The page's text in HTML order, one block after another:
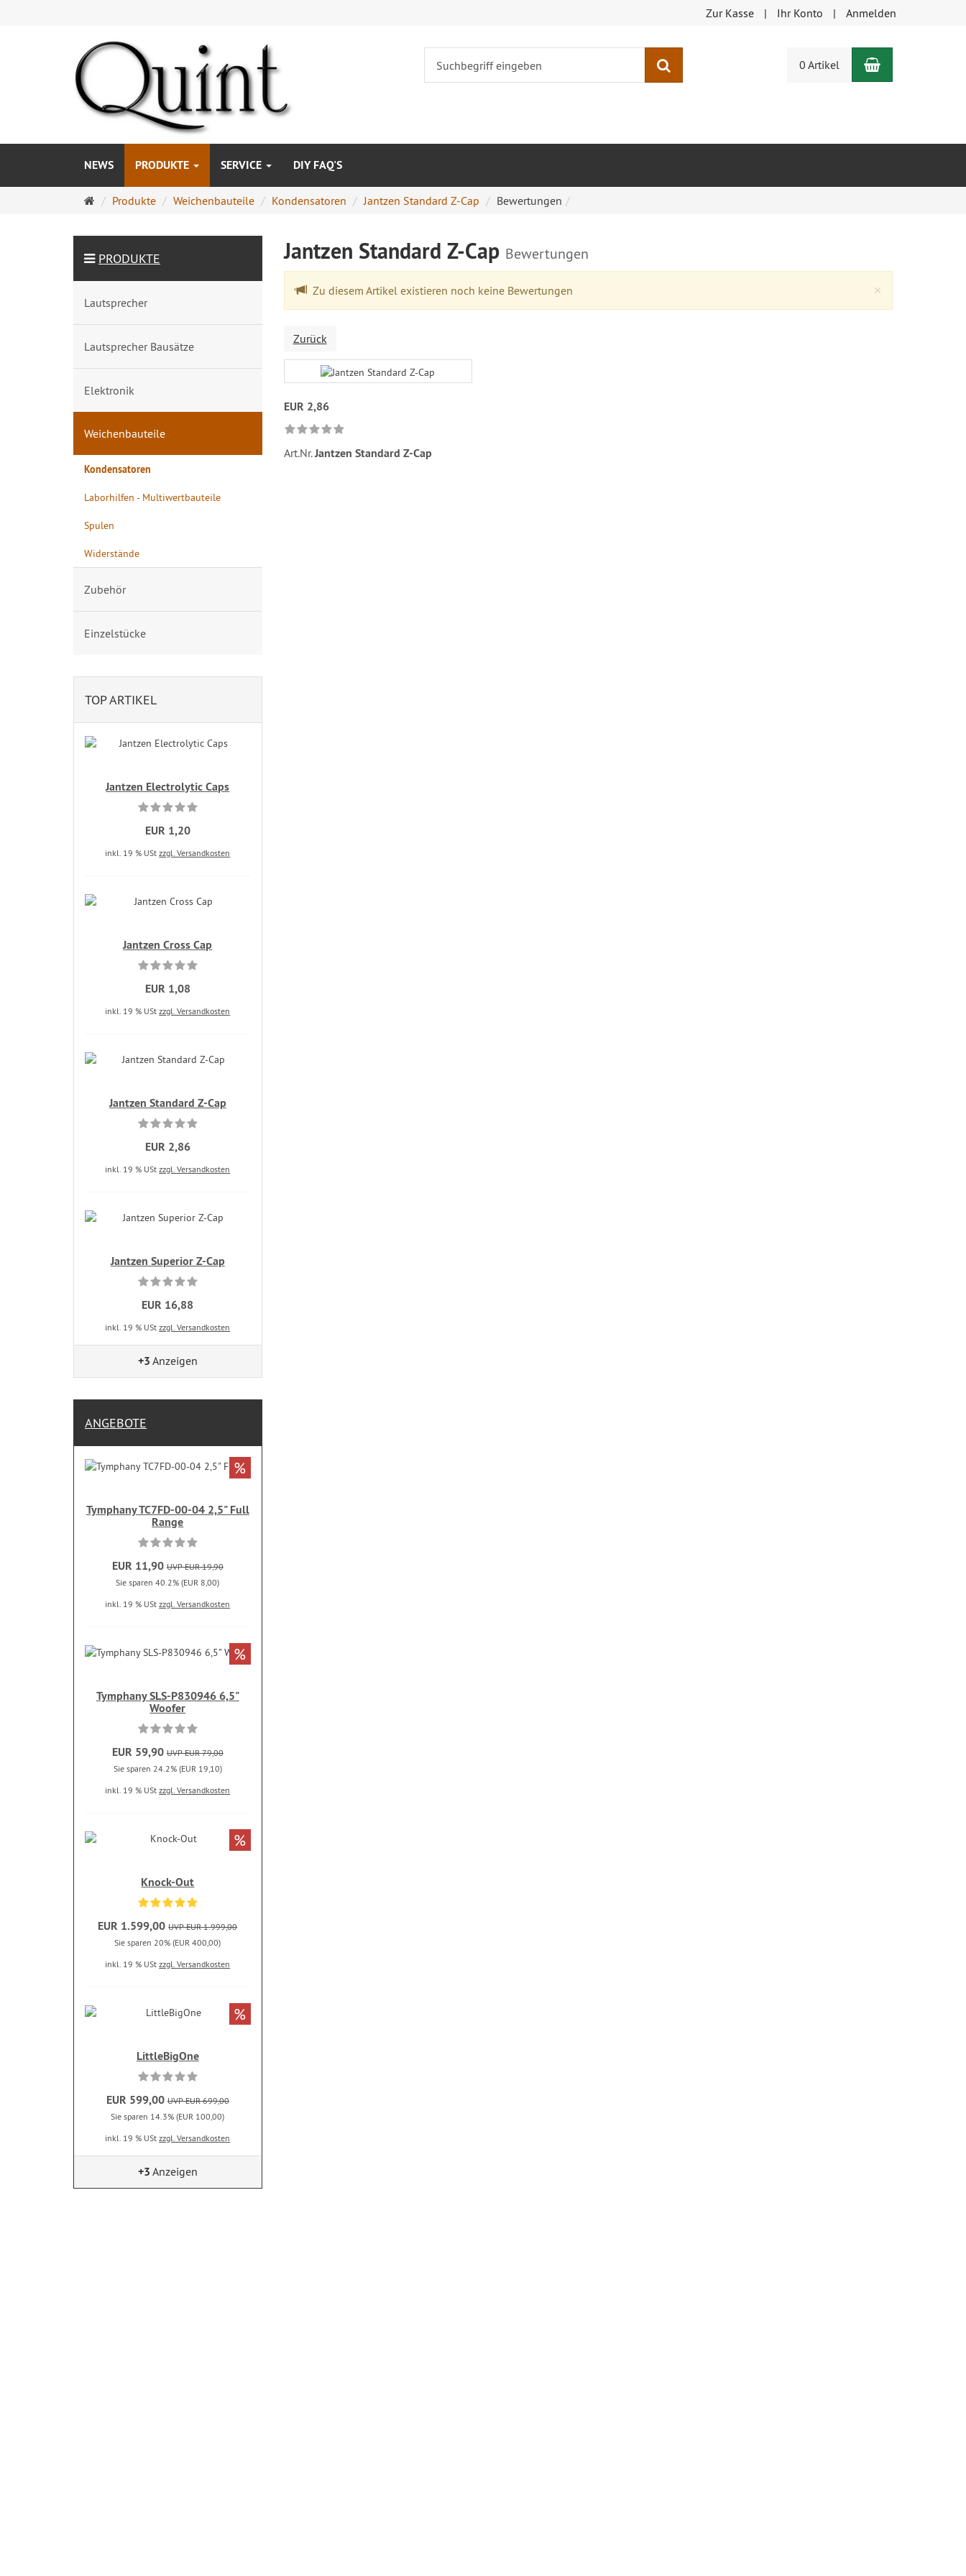
Zur Kasse Ihr Konto Anmelden
0 Artikel Warenkorb
NEWS PRODUKTE SERVICE DIY FAQ'S
Startseite
Produkte Weichenbauteile Kondensatoren Jantzen Standard Z-Cap Bewertungen
Jantzen Standard Z-Cap Bewertungen
×
Zu diesem Artikel existieren noch keine Bewertungen
Zurück
EUR 2,86
Art.Nr.Jantzen Standard Z-Cap
PRODUKTE
Lautsprecher
Lautsprecher Bausätze
Elektronik
Weichenbauteile
Kondensatoren
Laborhilfen - Multiwertbauteile
Spulen
Widerstände
Zubehör
Einzelstücke
TOP ARTIKEL
Jantzen Electrolytic Caps
EUR 1,20
inkl. 19 % UStzzgl. Versandkosten
Jantzen Cross Cap
EUR 1,08
inkl. 19 % UStzzgl. Versandkosten
Jantzen Standard Z-Cap
EUR 2,86
inkl. 19 % UStzzgl. Versandkosten
Jantzen Superior Z-Cap
EUR 16,88
inkl. 19 % UStzzgl. Versandkosten
+3 Anzeigen
ANGEBOTE
Tymphany TC7FD-00-04 2,5" Full
Range
EUR 11,90 UVP EUR 19,90
Sie sparen 40.2% (EUR 8,00)
inkl. 19 % UStzzgl. Versandkosten
%
Tymphany SLS-P830946 6,5"
Woofer
EUR 59,90 UVP EUR 79,00
Sie sparen 24.2% (EUR 19,10)
inkl. 19 % UStzzgl. Versandkosten
%
Knock-Out
EUR 1.599,00 UVP EUR 1.999,00
Sie sparen 20% (EUR 400,00)
inkl. 19 % UStzzgl. Versandkosten
%
LittleBigOne
EUR 599,00 UVP EUR 699,00
Sie sparen 14.3% (EUR 100,00)
inkl. 19 % UStzzgl. Versandkosten
%
+3 Anzeigen